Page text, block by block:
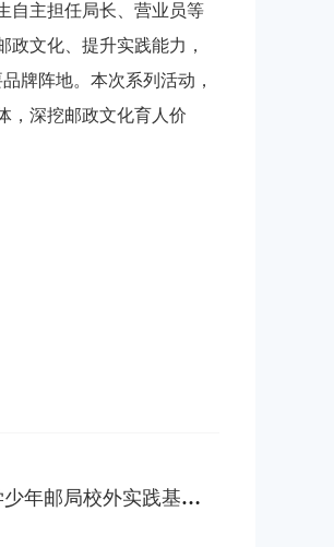
自主担任局长、营业员等
文化、提升实践能力，
牌阵地。 本次系列活动，
，深挖邮政文化育人价
校外实践基地正式揭牌